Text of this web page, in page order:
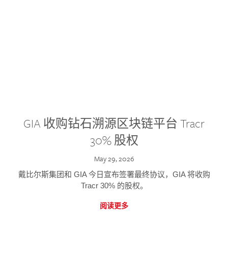
GIA 收购钻石溯源区块链平台 Tracr
30% 股权
May 29, 2026
戴比尔斯集团和 GIA 今日宣布签署最终协议，GIA 将收购
Tracr 30% 的股权。
阅读更多